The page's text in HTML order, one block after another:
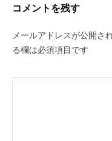
コメントを残す
メールアドレスが公開さ
る欄は必須項目です